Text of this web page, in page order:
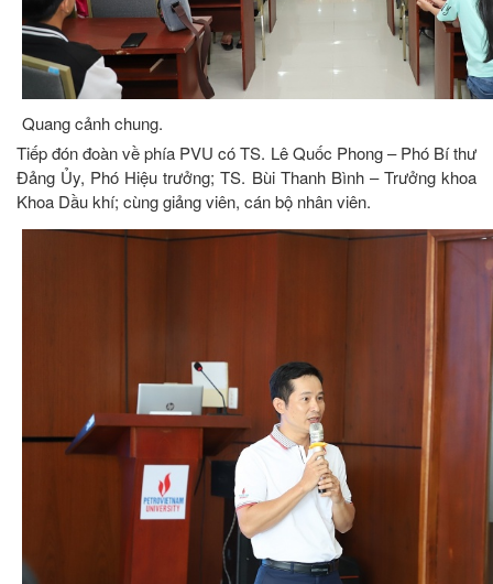
Quang cảnh chung.
Tiếp đón đoàn về phía PVU có TS. Lê Quốc Phong – Phó Bí thư
Đảng Ủy, Phó Hiệu trưởng; TS. Bùi Thanh Bình – Trưởng khoa
Khoa Dầu khí; cùng giảng viên, cán bộ nhân viên.